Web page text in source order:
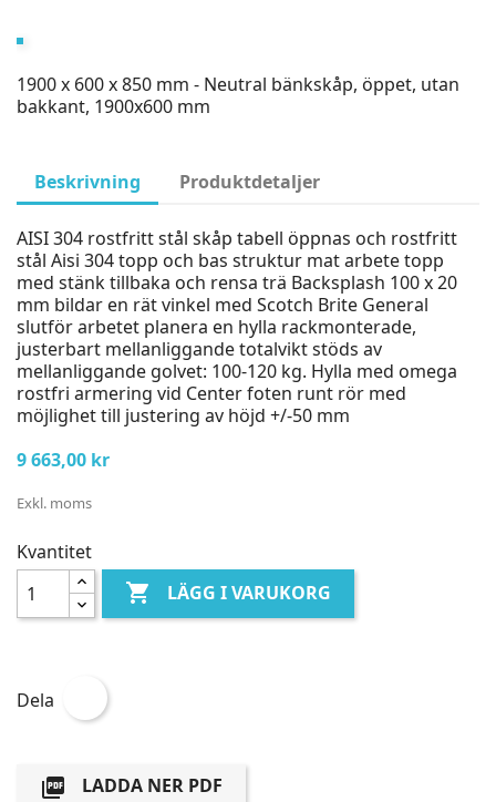
1900 x 600 x 850 mm - Neutral bänkskåp, öppet, utan
bakkant, 1900x600 mm
Beskrivning Produktdetaljer
AISI 304 rostfritt stål skåp tabell öppnas och rostfritt
stål Aisi 304 topp och bas struktur mat arbete topp
med stänk tillbaka och rensa trä Backsplash 100 x 20
mm bildar en rät vinkel med Scotch Brite General
slutför arbetet planera en hylla rackmonterade,
justerbart mellanliggande totalvikt stöds av
mellanliggande golvet: 100-120 kg. Hylla med omega
rostfri armering vid Center foten runt rör med
möjlighet till justering av höjd +/-50 mm
9 663,00 kr
Exkl. moms
Kvantitet
 LÄGG I VARUKORG
Dela
 LADDA NER PDF